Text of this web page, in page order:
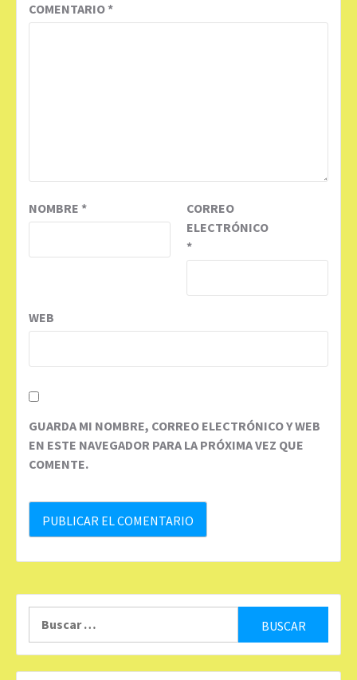
COMENTARIO*
NOMBRE *
CORREO
ELECTRÓNICO
*
WEB
GUARDA MI NOMBRE, CORREO ELECTRÓNICO Y WEB
EN ESTE NAVEGADOR PARA LA PRÓXIMA VEZ QUE
COMENTE.